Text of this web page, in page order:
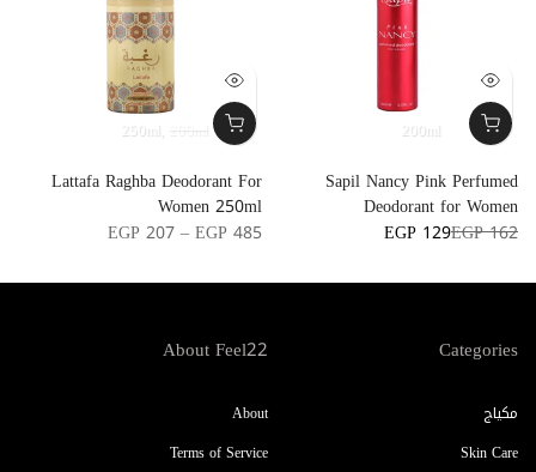
250ml 200ml
Lattafa Raghba Deodorant For
Women 250ml
EGP 207 – EGP 485
200ml
Sapil Nancy Pink Perfumed
Deodorant for Women
EGP 162
EGP 129
Categories
مكياج
Skin Care
About Feel22
About
Terms of Service